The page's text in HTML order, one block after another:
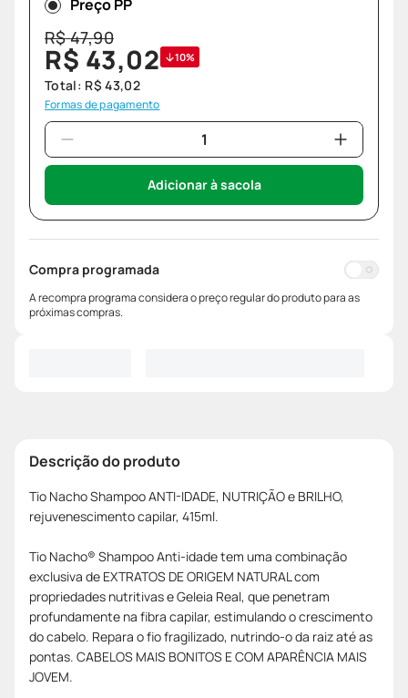
Preço PP
R$47,90
R$ 43,02 10%
Total: R$ 43,02
Formas de pagamento
Adicionar à sacola
Compra programada
A recompra programa considera o preço regular do produto para as
próximas compras.
Descrição do produto
Tio Nacho Shampoo ANTI-IDADE, NUTRIÇÃO e BRILHO,
rejuvenescimento capilar, 415ml.
Tio Nacho® Shampoo Anti-idade tem uma combinação
exclusiva de EXTRATOS DE ORIGEM NATURAL com
propriedades nutritivas e Geleia Real, que penetram
profundamente na fibra capilar, estimulando o crescimento
do cabelo. Repara o fio fragilizado, nutrindo-o da raiz até as
pontas. CABELOS MAIS BONITOS E COM APARÊNCIA MAIS
JOVEM.